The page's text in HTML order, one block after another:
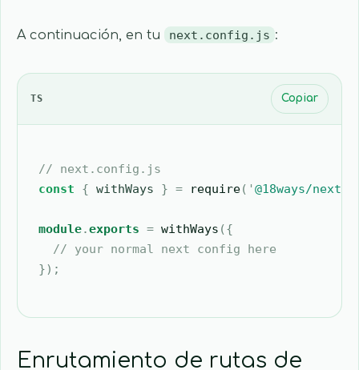
A continuación, en tu next.config.js :
TS Copiar
// next.config.js
const { withWays } = require( ' @18ways/next/
module.exports = withWays ({
  // your normal next config here
});
Enrutamiento de rutas de